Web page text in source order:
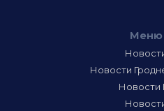
Меню
Новости
Новости